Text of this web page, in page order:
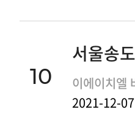
10
2021-12-07